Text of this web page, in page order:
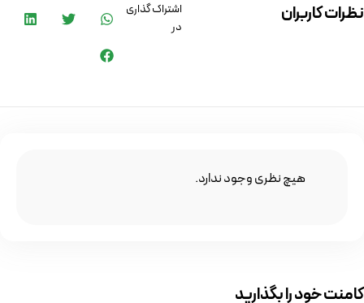
نظرات کاربران
اشتراک گذاری
در
هیچ نظری وجود ندارد.
کامنت خود را بگذارید